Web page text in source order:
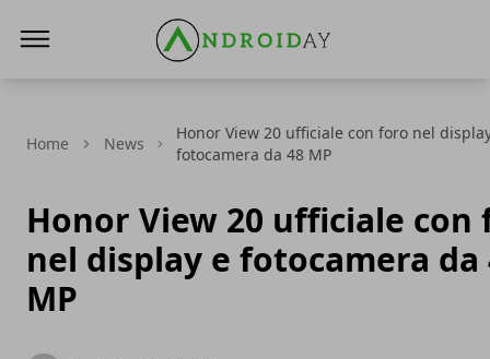
Home News
Honor View 20 ufficiale con foro nel
fotocamera da 48 MP
Honor View 20 ufficiale con
nel display e fotocamera da
MP